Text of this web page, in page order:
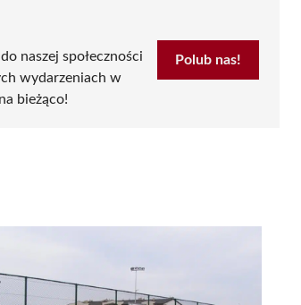
naszej społeczności
wydarzeniach w
bieżąco!
Polub nas!